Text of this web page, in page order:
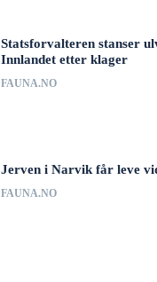
Statsforvalteren stanser
Innlandet etter klager
FAUNA.NO
Jerven i Narvik får leve
FAUNA.NO